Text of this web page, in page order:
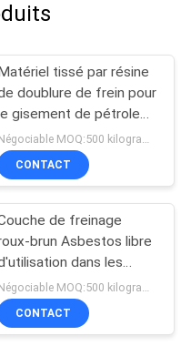
Matériel tissé par résine
doublure de frein pour
le gisement de pétrole
Marine Winch Crane
Tractor
Négociable MOQ:500 kilogrammes
CONTACT
de freinage
brun Asbestos libre
dans les
à vitre Couche
freinage
CONTACT